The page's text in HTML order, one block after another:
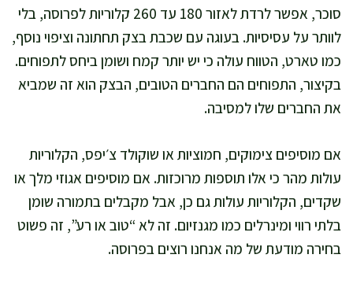
סוכר, אפשר לרדת לאזור 180 עד 260 קלוריות לפרוסה, בלי
לוותר על עסיסיות. בעוגה עם שכבת בצק תחתונה וציפוי נוסף,
כמו טארט, הטווח עולה כי יש יותר קמח ושומן ביחס לתפוחים.
בקיצור, התפוחים הם החברים הטובים, הבצק הוא זה שמביא
את החברים שלו למסיבה.
אם מוסיפים צימוקים, חמוציות או שוקולד צ׳יפס, הקלוריות
עולות מהר כי אלו תוספות מרוכזות. אם מוסיפים אגוזי מלך או
שקדים, הקלוריות עולות גם כן, אבל מקבלים בתמורה שומן
בלתי רווי ומינרלים כמו מגנזיום. זה לא “טוב או רע”, זה פשוט
בחירה מודעת של מה אנחנו רוצים בפרוסה.